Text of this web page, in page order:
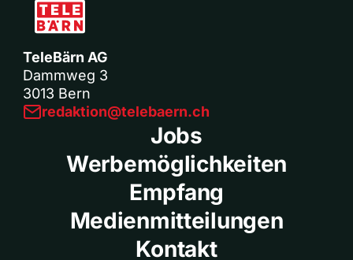
TeleBärn AG
Dammweg 3
3013 Bern
redaktion@telebaern.ch
Jobs
Werbemöglichkeiten
Empfang
Medienmitteilungen
Kontakt